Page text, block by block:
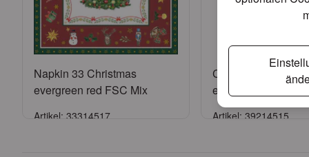
Napkin 33 Christmas
evergreen red FSC Mix
Artikel: 33314517
Candle small
evergreen white
Artikel: 39214515